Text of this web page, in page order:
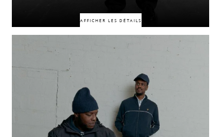
AFFICHER LES DÉTAILS
Liées par une amitié née dans la vie réelle et renforcée dans
le monde numérique, Elz The Witch & Yinka Says illustrent la manière dont
s’étendent désormais à ces deux univers. Ce qu’elles partagent semble
naturel dans tous les espaces qu’elles
occupent, façonné par la complicité, une énergie commune et un lien qui